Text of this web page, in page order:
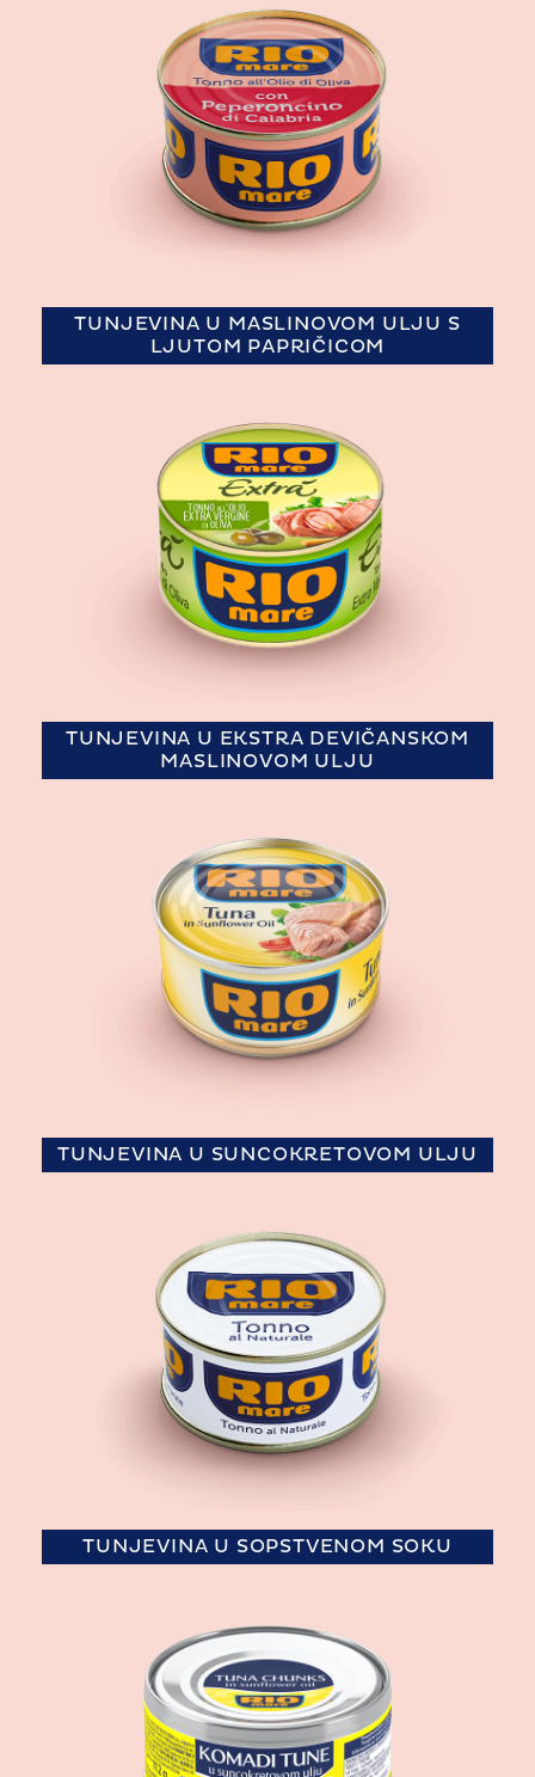
TUNJEVINA U MASLINOVOM ULJU S
LJUTOM PAPRIČICOM
TUNJEVINA U EKSTRA DEVIČANSKOM
MASLINOVOM ULJU
TUNJEVINA U SUNCOKRETOVOM ULJU
TUNJEVINA U SOPSTVENOM SOKU